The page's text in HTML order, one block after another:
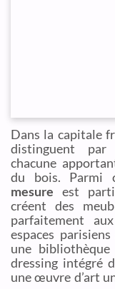
Dans la capitale
distinguent
chacune
du bois. Parmi
mesure est
créent des
parfaitement
espaces
une
dressing intégré
une œuvre d’art